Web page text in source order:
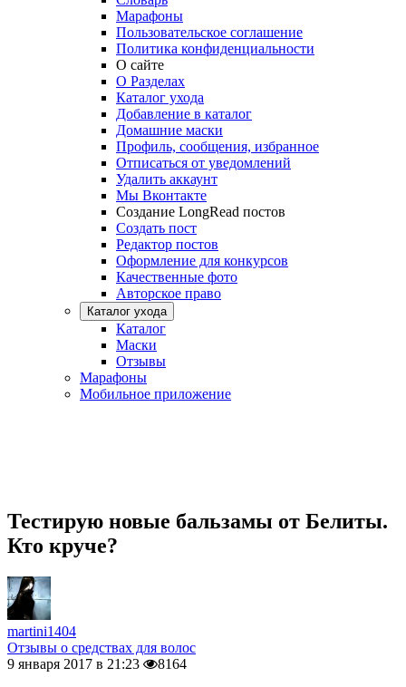
Марафоны
Пользовательское соглашение
Политика конфиденциальности
О сайте
О Разделах
Каталог ухода
Добавление в каталог
Домашние маски
Профиль, сообщения, избранное
Отписаться от уведомлений
Удалить аккаунт
Мы Вконтакте
Создание LongRead постов
Создать пост
Редактор постов
Оформление для конкурсов
Качественные фото
Авторское право
Каталог ухода
Каталог
Маски
Отзывы
Марафоны
Мобильное приложение
Тестирую новые бальзамы от Белиты.
Кто круче?
martini1404
Отзывы о средствах для волос
9 января 2017 в 21:23
8164